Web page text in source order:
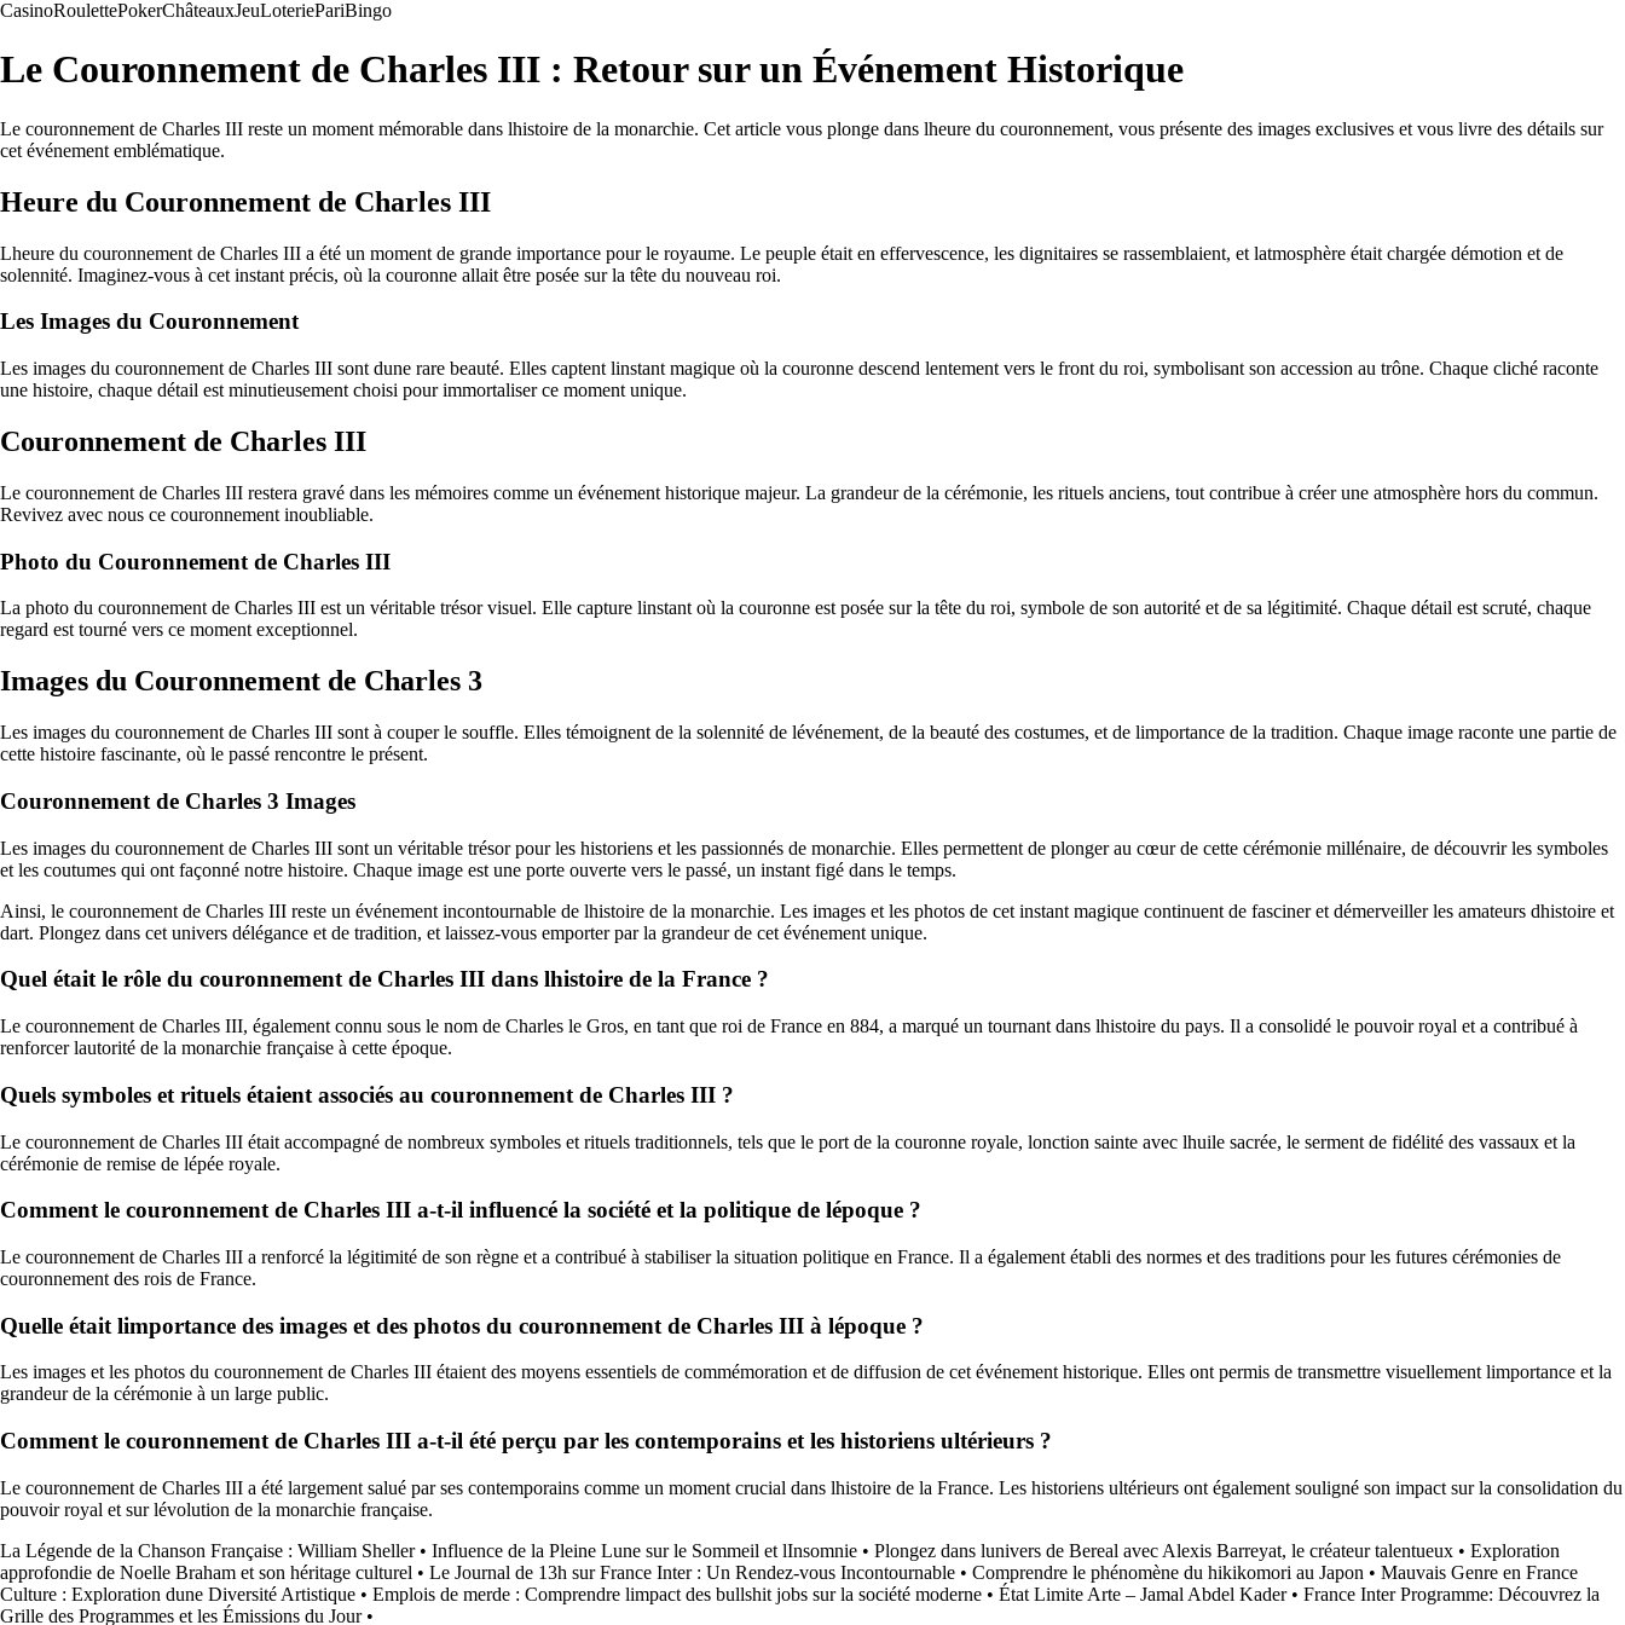
CasinoRoulettePokerChâteauxJeuLoteriePariBingo
Le Couronnement de Charles III : Retour sur un Événement Historique
Le couronnement de Charles III reste un moment mémorable dans lhistoire de la monarchie. Cet article vous plonge dans lheure du couronnement, vous présente des images exclusives et vous livre des détails sur
cet événement emblématique.
Heure du Couronnement de Charles III
Lheure du couronnement de Charles III a été un moment de grande importance pour le royaume. Le peuple était en effervescence, les dignitaires se rassemblaient, et latmosphère était chargée démotion et de
solennité. Imaginez-vous à cet instant précis, où la couronne allait être posée sur la tête du nouveau roi.
Les Images du Couronnement
Les images du couronnement de Charles III sont dune rare beauté. Elles captent linstant magique où la couronne descend lentement vers le front du roi, symbolisant son accession au trône. Chaque cliché raconte
une histoire, chaque détail est minutieusement choisi pour immortaliser ce moment unique.
Couronnement de Charles III
Le couronnement de Charles III restera gravé dans les mémoires comme un événement historique majeur. La grandeur de la cérémonie, les rituels anciens, tout contribue à créer une atmosphère hors du commun.
Revivez avec nous ce couronnement inoubliable.
Photo du Couronnement de Charles III
La photo du couronnement de Charles III est un véritable trésor visuel. Elle capture linstant où la couronne est posée sur la tête du roi, symbole de son autorité et de sa légitimité. Chaque détail est scruté, chaque
regard est tourné vers ce moment exceptionnel.
Images du Couronnement de Charles 3
Les images du couronnement de Charles III sont à couper le souffle. Elles témoignent de la solennité de lévénement, de la beauté des costumes, et de limportance de la tradition. Chaque image raconte une partie de
cette histoire fascinante, où le passé rencontre le présent.
Couronnement de Charles 3 Images
Les images du couronnement de Charles III sont un véritable trésor pour les historiens et les passionnés de monarchie. Elles permettent de plonger au cœur de cette cérémonie millénaire, de découvrir les symboles
et les coutumes qui ont façonné notre histoire. Chaque image est une porte ouverte vers le passé, un instant figé dans le temps.
Ainsi, le couronnement de Charles III reste un événement incontournable de lhistoire de la monarchie. Les images et les photos de cet instant magique continuent de fasciner et démerveiller les amateurs dhistoire et
dart. Plongez dans cet univers délégance et de tradition, et laissez-vous emporter par la grandeur de cet événement unique.
Quel était le rôle du couronnement de Charles III dans lhistoire de la France ?
Le couronnement de Charles III, également connu sous le nom de Charles le Gros, en tant que roi de France en 884, a marqué un tournant dans lhistoire du pays. Il a consolidé le pouvoir royal et a contribué à
renforcer lautorité de la monarchie française à cette époque.
Quels symboles et rituels étaient associés au couronnement de Charles III ?
Le couronnement de Charles III était accompagné de nombreux symboles et rituels traditionnels, tels que le port de la couronne royale, lonction sainte avec lhuile sacrée, le serment de fidélité des vassaux et la
cérémonie de remise de lépée royale.
Comment le couronnement de Charles III a-t-il influencé la société et la politique de lépoque ?
Le couronnement de Charles III a renforcé la légitimité de son règne et a contribué à stabiliser la situation politique en France. Il a également établi des normes et des traditions pour les futures cérémonies de
couronnement des rois de France.
Quelle était limportance des images et des photos du couronnement de Charles III à lépoque ?
Les images et les photos du couronnement de Charles III étaient des moyens essentiels de commémoration et de diffusion de cet événement historique. Elles ont permis de transmettre visuellement limportance et la
grandeur de la cérémonie à un large public.
Comment le couronnement de Charles III a-t-il été perçu par les contemporains et les historiens ultérieurs ?
Le couronnement de Charles III a été largement salué par ses contemporains comme un moment crucial dans lhistoire de la France. Les historiens ultérieurs ont également souligné son impact sur la consolidation du
pouvoir royal et sur lévolution de la monarchie française.
La Légende de la Chanson Française : William Sheller• Influence de la Pleine Lune sur le Sommeil et lInsomnie • Plongez dans lunivers de Bereal avec Alexis Barreyat, le créateur talentueux • Exploration
approfondie de Noelle Braham et son héritage culturel • Le Journal de 13h sur France Inter : Un Rendez-vous Incontournable • Comprendre le phénomène du hikikomori au Japon • Mauvais Genre en France
Culture : Exploration dune Diversité Artistique • Emplois de merde : Comprendre limpact des bullshit jobs sur la société moderne • État Limite Arte – Jamal Abdel Kader• France Inter Programme: Découvrez la
Grille des Programmes et les Émissions du Jour•